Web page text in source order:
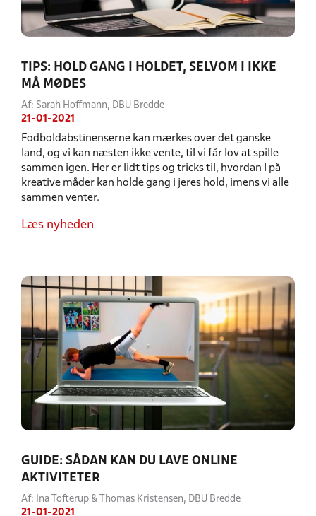
TIPS: HOLD GANG I HOLDET, SELVOM I IKKE
MÅ MØDES
Af: Sarah Hoffmann, DBU Bredde
21-01-2021
Fodboldabstinenserne kan mærkes over det ganske
land, og vi kan næsten ikke vente, til vi får lov at spille
sammen igen. Her er lidt tips og tricks til, hvordan I på
kreative måder kan holde gang i jeres hold, imens vi alle
sammen venter.
Læs nyheden
GUIDE: SÅDAN KAN DU LAVE ONLINE
AKTIVITETER
Af: Ina Tofterup & Thomas Kristensen, DBU Bredde
21-01-2021